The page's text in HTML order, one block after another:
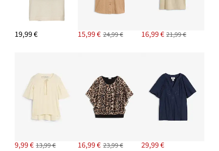
Náušnice kruhy
11,99 €
-10%
PRIDAŤ DO KOŠÍKA
19,99 € 15,99 € 24,99 € 16,99 € 21,99 €
9,99 € 13,99 € 16,99 € 23,99 € 29,99 €